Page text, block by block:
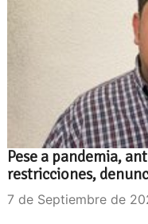
Pese a pandemia,
restricciones,
7 de Septiembre de